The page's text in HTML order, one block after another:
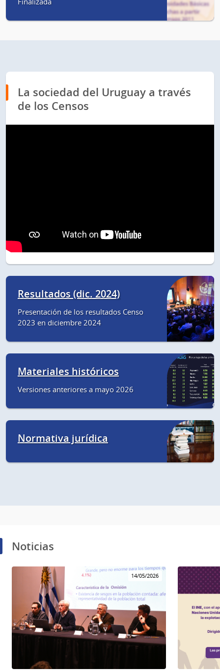
La sociedad del Uruguay a través
de los Censos
Resultados (dic. 2024)
Presentación de los resultados Censo
2023 en diciembre 2024
Materiales históricos
Versiones anteriores a mayo 2026
Normativa jurídica
Noticias
14/05/2026